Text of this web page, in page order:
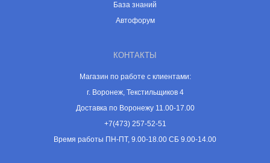
База знаний
Автофорум
КОНТАКТЫ
Магазин по работе с клиентами:
г. Воронеж, Текстильщиков 4
Доставка по Воронежу 11.00-17.00
+7(473) 257-52-51
Время работы ПН-ПТ, 9.00-18.00 СБ 9.00-14.00